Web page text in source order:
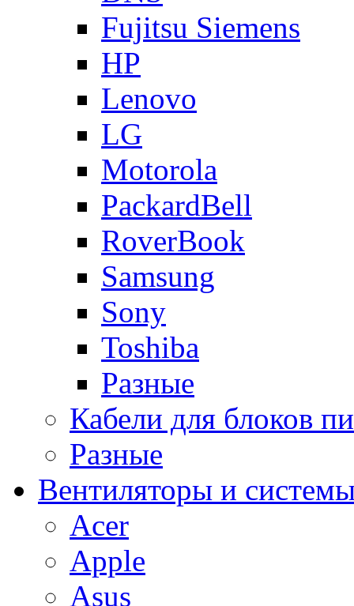
Fujitsu Siemens
HP
Lenovo
LG
Motorola
PackardBell
RoverBook
Samsung
Sony
Toshiba
Разные
Кабели для блоков
Разные
Вентиляторы и
Acer
Apple
Asus